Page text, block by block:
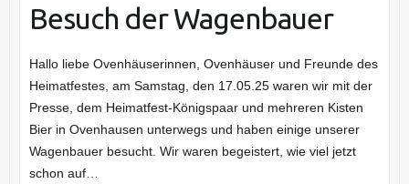
Besuch der Wagenbauer
Hallo liebe Ovenhäuserinnen, Ovenhäuser und Freunde des
Heimatfestes, am Samstag, den 17.05.25 waren wir mit der
Presse, dem Heimatfest-Königspaar und mehreren Kisten
Bier in Ovenhausen unterwegs und haben einige unserer
Wagenbauer besucht. Wir waren begeistert, wie viel jetzt
schon auf…